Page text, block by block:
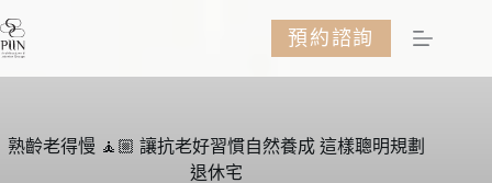
至
容
預約諮詢
熟齡老得慢 🧘🏼 讓抗老好習慣自然養成 這樣聰明規劃
退休宅